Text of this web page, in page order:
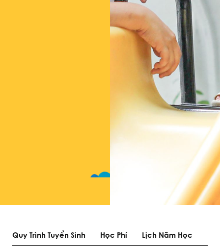
Quy Trình Tuyển Sinh Học Phí Lịch Năm Học